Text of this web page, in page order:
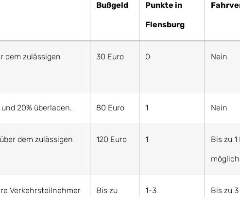
Bußgeld Punkte in
Flensburg
dem zulässigen 30 Euro 0 Nein
20% überladen. 80 Euro 1 Nein
dem zulässigen 120 Euro 1 Bis zu
möglich
Verkehrsteilnehmer Bis zu 1-3 Bis zu